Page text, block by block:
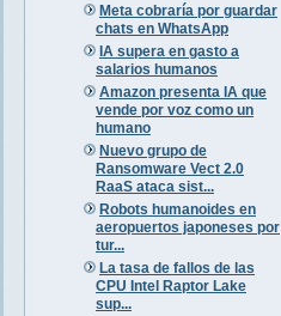
Meta cobraría por guardar
chats en WhatsApp
IA supera en gasto a
salarios humanos
Amazon presenta IA que
vende por voz como un
humano
Nuevo grupo de
Ransomware Vect 2.0
RaaS ataca sist...
Robots humanoides en
aeropuertos japoneses por
tur...
La tasa de fallos de las
CPU Intel Raptor Lake
sup...